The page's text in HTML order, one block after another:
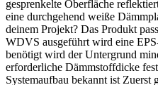
gesprenkelte Oberfläche
eine durchgehend weiße
deinem Projekt? Das Produkt
WDVS ausgeführt wird eine
benötigt wird der Untergrund
erforderliche Dämmstoffdicke
Systemaufbau bekannt ist